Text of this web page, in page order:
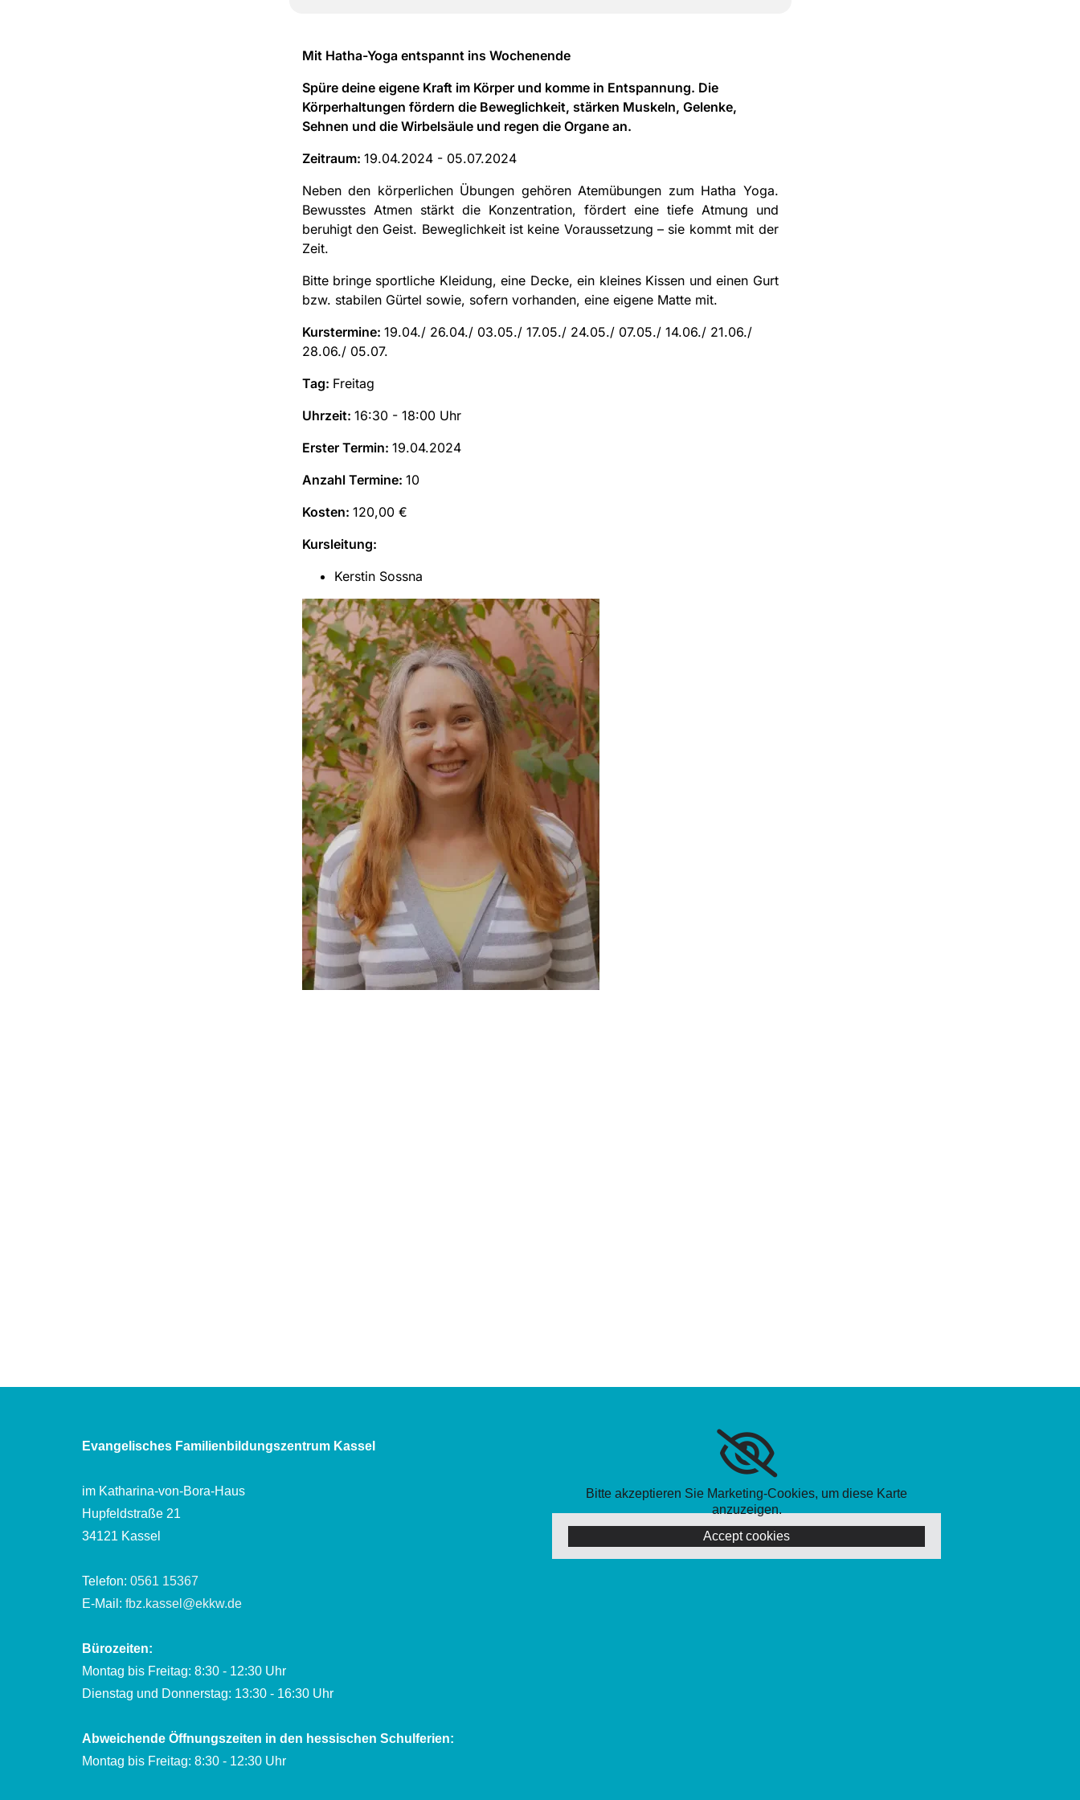
Mit Hatha-Yoga entspannt ins Wochenende
Spüre deine eigene Kraft im Körper und komme in Entspannung. Die
Körperhaltungen fördern die Beweglichkeit, stärken Muskeln, Gelenke,
Sehnen und die Wirbelsäule und regen die Organe an.
Zeitraum: 19.04.2024 - 05.07.2024
Neben den körperlichen Übungen gehören Atemübungen zum Hatha Yoga.
Bewusstes Atmen stärkt die Konzentration, fördert eine tiefe Atmung und
beruhigt den Geist. Beweglichkeit ist keine Voraussetzung – sie kommt mit der
Zeit.
Bitte bringe sportliche Kleidung, eine Decke, ein kleines Kissen und einen Gurt
bzw. stabilen Gürtel sowie, sofern vorhanden, eine eigene Matte mit.
Kurstermine: 19.04./ 26.04./ 03.05./ 17.05./ 24.05./ 07.05./ 14.06./ 21.06./
28.06./ 05.07.
Tag: Freitag
Uhrzeit: 16:30 - 18:00 Uhr
Erster Termin: 19.04.2024
Anzahl Termine: 10
Kosten: 120,00 €
Kursleitung:
Kerstin Sossna
Evangelisches Familienbildungszentrum Kassel
im Katharina-von-Bora-Haus
Hupfeldstraße 21
34121 Kassel
Telefon: 0561 15367
E-Mail: fbz.kassel@ekkw.de
Bürozeiten:
Montag bis Freitag: 8:30 - 12:30 Uhr
Dienstag und Donnerstag: 13:30 - 16:30 Uhr
Abweichende Öffnungszeiten in den hessischen Schulferien:
Montag bis Freitag: 8:30 - 12:30 Uhr
Bitte akzeptieren Sie Marketing-Cookies, um diese Karte
anzuzeigen.
Accept cookies